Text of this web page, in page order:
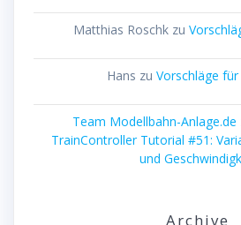
Matthias Roschk zu
Hans zu Vorschläge
Team Modellbahn-Anlage.de
TrainController Tutorial #51:
und
Archive